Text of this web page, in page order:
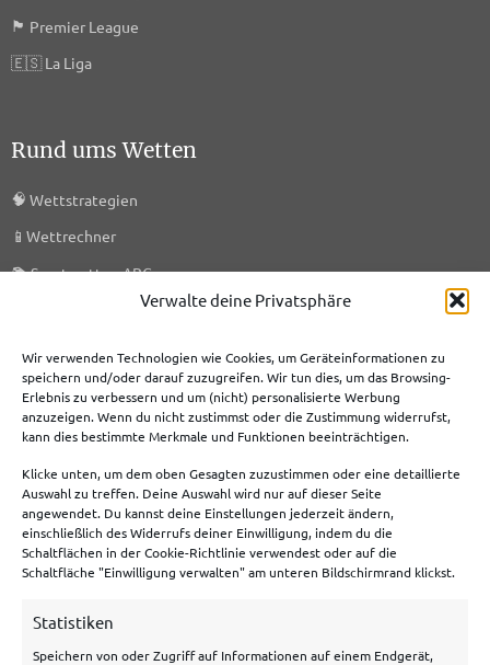
Verwalte deine Privatsphäre
Wir verwenden Technologien wie Cookies, um Geräteinformationen zu
speichern und/oder darauf zuzugreifen. Wir tun dies, um das Browsing-
Erlebnis zu verbessern und um (nicht) personalisierte Werbung
anzuzeigen. Wenn du nicht zustimmst oder die Zustimmung widerrufst,
kann dies bestimmte Merkmale und Funktionen beeinträchtigen.
Klicke unten, um dem oben Gesagten zuzustimmen oder eine detaillierte
Auswahl zu treffen. Deine Auswahl wird nur auf dieser Seite
angewendet. Du kannst deine Einstellungen jederzeit ändern,
einschließlich des Widerrufs deiner Einwilligung, indem du die
Schaltflächen in der Cookie-Richtlinie verwendest oder auf die
Schaltfläche "Einwilligung verwalten" am unteren Bildschirmrand klickst.
Statistiken
Speichern von oder Zugriff auf Informationen auf einem Endgerät,
🏴󠁧󠁢󠁥󠁮󠁧󠁿 Premier League
🇪🇸La Liga
Rund ums Wetten
🧠 Wettstrategien
📱 Wettrechner
📚Sportwetten ABC
Meist genutzte Boni
Bet365 Bonus
Tipico Bonus
Betano Bonus
NEObet Bonus